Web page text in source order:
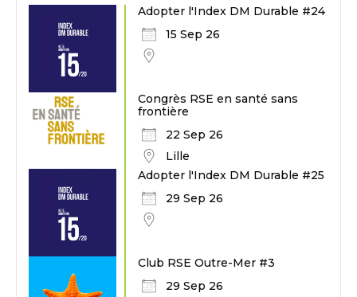
Adopter l'Index DM Durable #24
15 Sep 26
Congrès RSE en santé sans
frontière
22 Sep 26
Lille
Adopter l'Index DM Durable #25
29 Sep 26
Club RSE Outre-Mer #3
29 Sep 26